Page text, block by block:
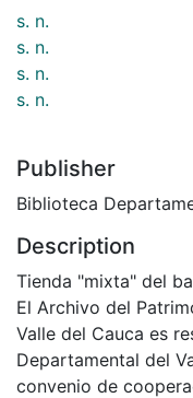
s. n.
s. n.
s. n.
s. n.
Publisher
Biblioteca
Description
Tienda "mixta" del
El Archivo del
Valle del Cauca es
Departamental del
convenio de